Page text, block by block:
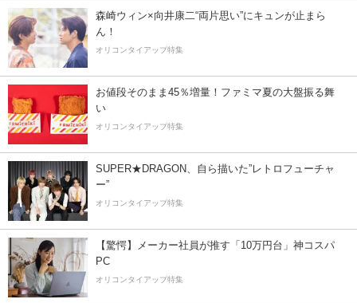
森崎ウィン×向井康二“両片思い”にキュンが止まら
ん！
オリコンタイアップ特集
お値段そのまま45％増量！ファミマ夏の大盤振る舞
い
オリコンタイアップ特集
SUPER★DRAGON、自ら描いた”レトロフューチャ
ー”
オリコンタイアップ特集
【驚愕】メーカー社員が推す「10万円台」神コスパ
PC
オリコンタイアップ特集